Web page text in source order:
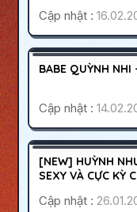
Cập nhật :
HOẠT ĐỘNG
BABE QUỲNH NHI
Cập nhật :
HOẠT ĐỘNG
[NEW] HUỲNH
SEXY VÀ CỰC KỲ
Cập nhật :